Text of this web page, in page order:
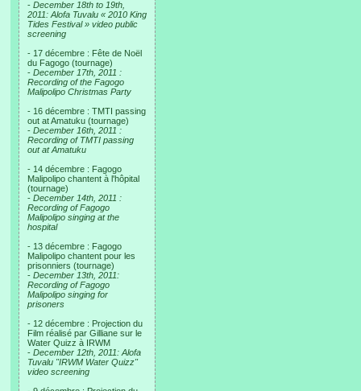
- December 18th to 19th,
2011: Alofa Tuvalu « 2010 King
Tides Festival » video public
screening
- 17 décembre : Fête de Noël
du Fagogo (tournage)
- December 17th, 2011 :
Recording of the Fagogo
Malipolipo Christmas Party
- 16 décembre : TMTI passing
out at Amatuku (tournage)
- December 16th, 2011 :
Recording of TMTI passing
out at Amatuku
- 14 décembre : Fagogo
Malipolipo chantent à l'hôpital
(tournage)
- December 14th, 2011 :
Recording of Fagogo
Malipolipo singing at the
hospital
- 13 décembre : Fagogo
Malipolipo chantent pour les
prisonniers (tournage)
- December 13th, 2011:
Recording of Fagogo
Malipolipo singing for
prisoners
- 12 décembre : Projection du
Film réalisé par Gilliane sur le
Water Quizz à IRWM
- December 12th, 2011: Alofa
Tuvalu "IRWM Water Quizz"
video screening